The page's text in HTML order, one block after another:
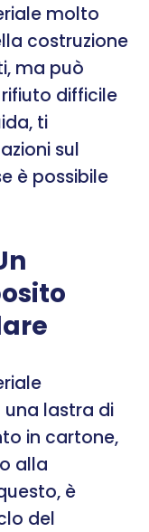
molto
costruzione
ma può
difficile
ti
sul
è possibile
lastra di
in cartone,
alla
è
del